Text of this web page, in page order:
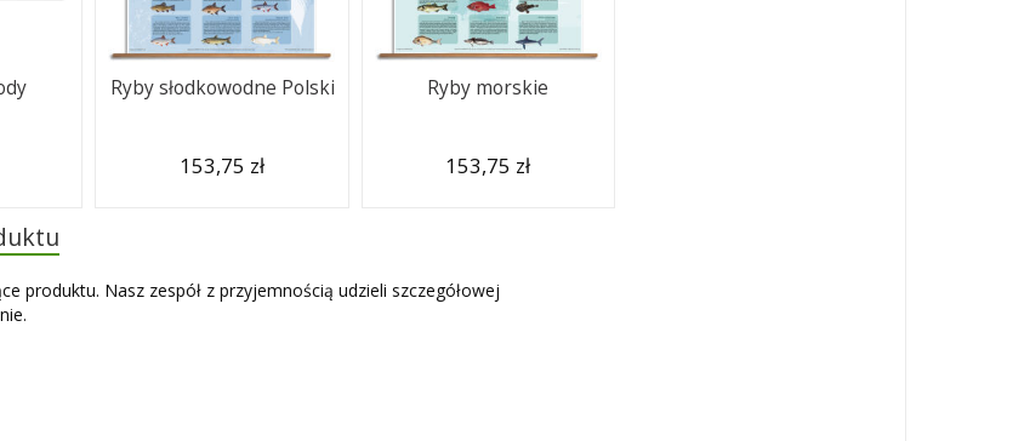
Ryby słodkowodne Polski
153,75 zł
Ryby morskie
153,75 zł
produktu. Nasz zespół z przyjemnością udzieli szczegółowej